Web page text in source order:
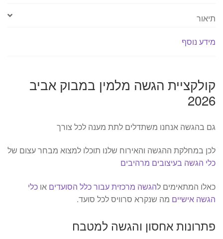
תיאור
מידע נוסף
קולקציית הגשה מלמין במבוק אביב
2026
גם בהגשה אנחנו משתדלים לתת מענה לכל צורך
לכן במחלקת ההגשה והאירוח שלנו תוכלו למצוא מבחר עצום של
כלי הגשה בעיצובים מרהיבים
כאלו המתאימים להגשה מרכזית עבור כלל הסועדים או כלי
הגשה אישיים מה שנקרא סרוויס לכל סועד.
פתרונות אחסון והגשה למטבח